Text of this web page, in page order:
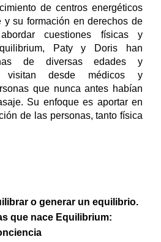
de centros energéticos
y su formación en derechos de
cuestiones físicas y
Paty y Doris han
de diversas edades y
visitan desde médicos y
que nunca antes habían
Su enfoque es aportar en
de las personas, tanto física
o generar un equilibrio.
que nace Equilibrium: